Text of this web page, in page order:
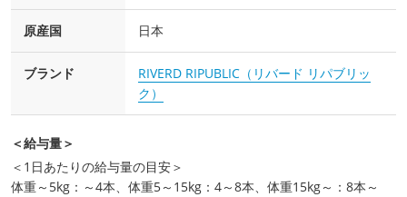
原産国 日本
ブランド
RIVERD RIPUBLIC（リバード リパブリッ
ク）
＜給与量＞
＜1日あたりの給与量の目安＞
体重～5kg：～4本、体重5～15kg：4～8本、体重15kg～：8本～